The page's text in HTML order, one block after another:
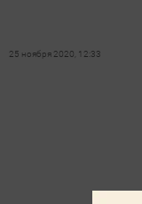
25 ноября 2020, 12:33